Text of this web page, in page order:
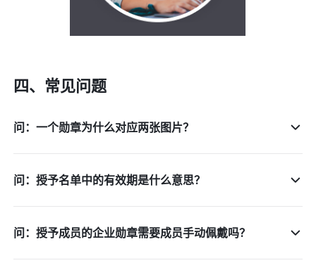
四、常见问题
问：一个勋章为什么对应两张图片？
问：授予名单中的有效期是什么意思？
问：授予成员的企业勋章需要成员手动佩戴吗？